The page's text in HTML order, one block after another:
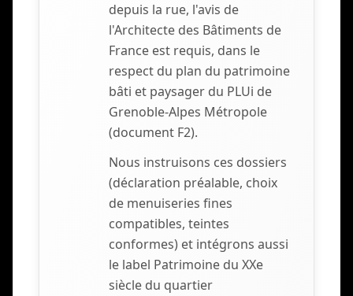
depuis la rue, l'avis de
l'Architecte des Bâtiments de
France est requis, dans le
respect du plan du patrimoine
bâti et paysager du PLUi de
Grenoble-Alpes Métropole
(document F2).
Nous instruisons ces dossiers
(déclaration préalable, choix
de menuiseries fines
compatibles, teintes
conformes) et intégrons aussi
le label Patrimoine du XXe
siècle du quartier